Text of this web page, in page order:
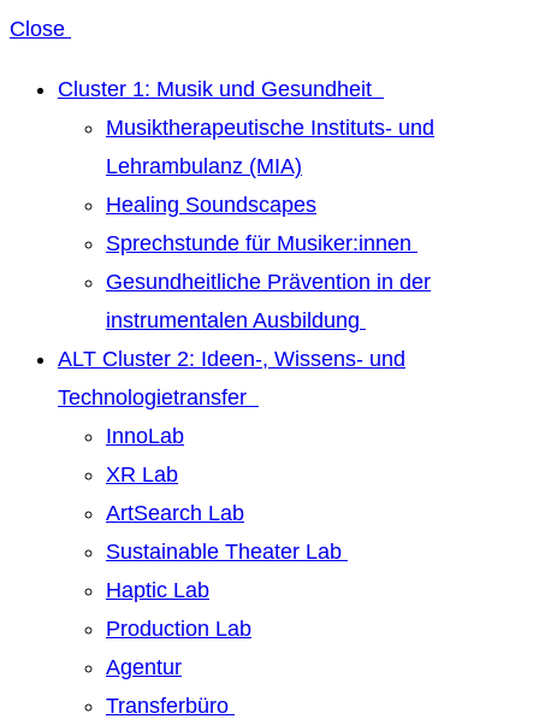
Close
Cluster 1: Musik und Gesundheit
Musiktherapeutische Instituts- und
Lehrambulanz (MIA)
Healing Soundscapes
Sprechstunde für Musiker:innen
Gesundheitliche Prävention in der
instrumentalen Ausbildung
ALT Cluster 2: Ideen-, Wissens- und
Technologietransfer
InnoLab
XR Lab
ArtSearch Lab
Sustainable Theater Lab
Haptic Lab
Production Lab
Agentur
Transferbüro